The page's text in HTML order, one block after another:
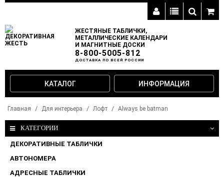
ЖЕСТЯНЫЕ ТАБЛИЧКИ,
МЕТАЛЛИЧЕСКИЕ КАЛЕНДАРИ
И МАГНИТНЫЕ ДОСКИ
8-800-5005-812
ДОСТАВКА ПО ВСЕЙ РОССИИ
КАТАЛОГ ИНФОРМАЦИЯ
Главная Для интерьера Лофт Always be batman
КАТЕГОРИИ
ДЕКОРАТИВНЫЕ ТАБЛИЧКИ
АВТОНОМЕРА
АДРЕСНЫЕ ТАБЛИЧКИ